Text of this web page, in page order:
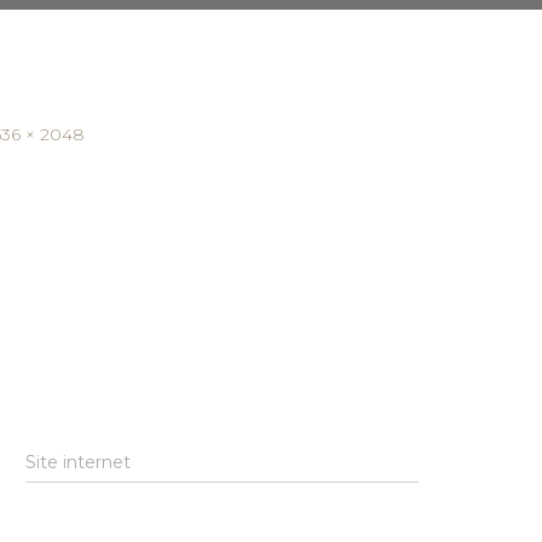
× 2048
Site internet